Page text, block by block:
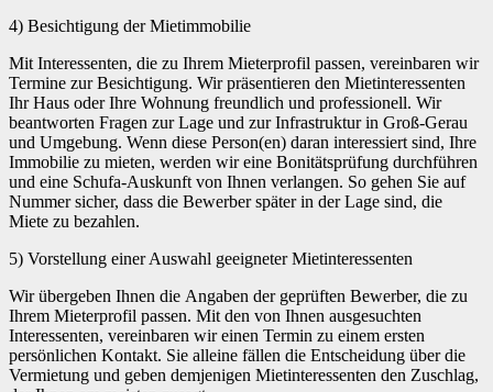
4) Besichtigung der Mietimmobilie
Mit Interessenten, die zu Ihrem Mieterprofil passen, vereinbaren wir
Termine zur Besichtigung. Wir präsentieren den Mietinteressenten
Ihr Haus oder Ihre Wohnung freundlich und professionell. Wir
beantworten Fragen zur Lage und zur Infrastruktur in Groß-Gerau
und Umgebung. Wenn diese Person(en) daran interessiert sind, Ihre
Immobilie zu mieten, werden wir eine Bonitätsprüfung durchführen
und eine Schufa-Auskunft von Ihnen verlangen. So gehen Sie auf
Nummer sicher, dass die Bewerber später in der Lage sind, die
Miete zu bezahlen.
5) Vorstellung einer Auswahl geeigneter Mietinteressenten
Wir übergeben Ihnen die Angaben der geprüften Bewerber, die zu
Ihrem Mieterprofil passen. Mit den von Ihnen ausgesuchten
Interessenten, vereinbaren wir einen Termin zu einem ersten
persönlichen Kontakt. Sie alleine fällen die Entscheidung über die
Vermietung und geben demjenigen Mietinteressenten den Zuschlag,